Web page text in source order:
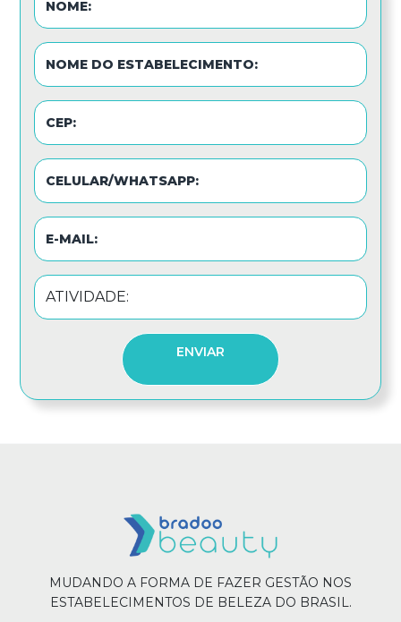
ENVIAR
MUDANDO A FORMA DE FAZER GESTÃO NOS
ESTABELECIMENTOS DE BELEZA DO BRASIL.